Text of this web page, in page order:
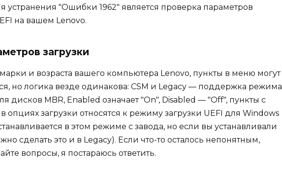
"Ошибки 1962" является проверка параметров
на вашем Lenovo.
загрузки
и возраста вашего компьютера Lenovo, пункты в меню могут
но логика везде одинакова: CSM и Legacy — поддержка режима
дисков MBR, Enabled означает "On", Disabled — "Off", пункты с
опциях загрузки относятся к режиму загрузки UEFI для Windows
в этом режиме с завода, но если вы устанавливали
сделать это и в Legacy). Если что-то осталось непонятным,
вопросы, я постараюсь ответить.